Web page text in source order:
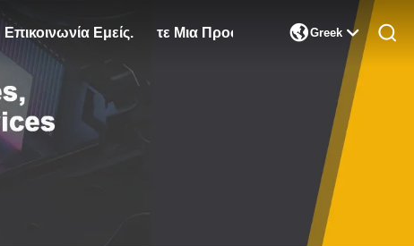
Επικοινωνία Εμείς.Ζητήστε Μια Προσφορά Greek 